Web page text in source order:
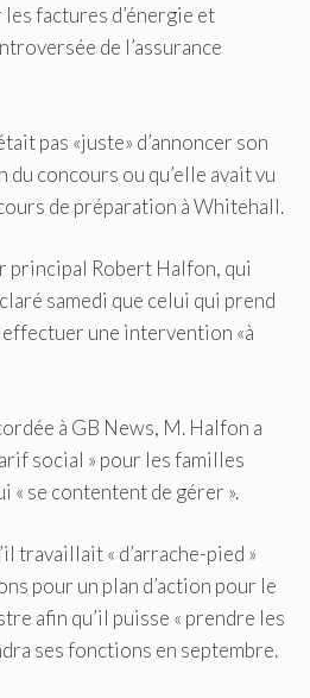
factures d’énergie et
de l’assurance
pas «juste» d’annoncer son
du concours ou qu’elle avait vu
de préparation à Whitehall.
principal Robert Halfon, qui
samedi que celui qui prend
effectuer une intervention «à
à GB News, M. Halfon a
social » pour les familles
« se contentent de gérer ».
travaillait « d’arrache-pied »
pour un plan d’action pour le
afin qu’il puisse « prendre les
ses fonctions en septembre.